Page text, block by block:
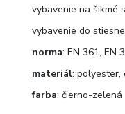
vybavenie na šikmé
vybavenie do
norma: EN 361, EN
materiál: polyester,
farba: čierno-zelená